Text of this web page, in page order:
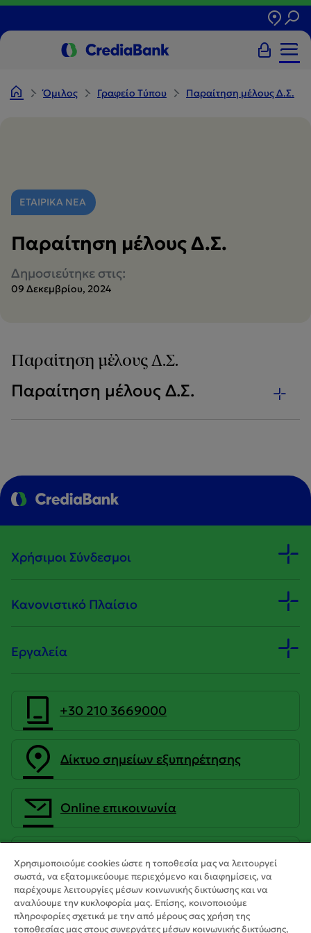
Όμιλος Γραφείο Tύπου Παραίτηση μέλους Δ.Σ.
ΕΤΑΙΡΙΚΑ ΝΕΑ
Παραίτηση μέλους Δ.Σ.
Δημοσιεύτηκε στις:
09 Δεκεμβρίου, 2024
Παραίτηση μέλους Δ.Σ.
Παραίτηση μέλους Δ.Σ.
Χρήσιμοι Σύνδεσμοι
Κανονιστικό Πλαίσιο
Εργαλεία
+30 210 3669000
Δίκτυο σημείων εξυπηρέτησης
Οnline επικοινωνία
CrediaBank Ανώνυμη Τραπεζική
Εταιρεία
Χρησιμοποιούμε cookies ώστε η τοποθεσία μας να λειτουργεί
σωστά, να εξατομικεύουμε περιεχόμενο και διαφημίσεις, να
παρέχουμε λειτουργίες μέσων κοινωνικής δικτύωσης και να
αναλύουμε την κυκλοφορία μας. Επίσης, κοινοποιούμε
πληροφορίες σχετικά με την από μέρους σας χρήση της
τοποθεσίας μας στους συνεργάτες μέσων κοινωνικής δικτύωσης,